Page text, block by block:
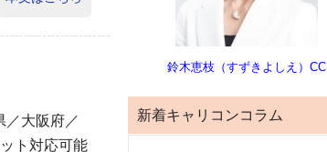
大阪府／
ト対応可能
鈴木恵枝（すずきよしえ）CC
新着キャリコンコラム